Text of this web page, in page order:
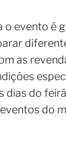
o evento é
as
dias do
do